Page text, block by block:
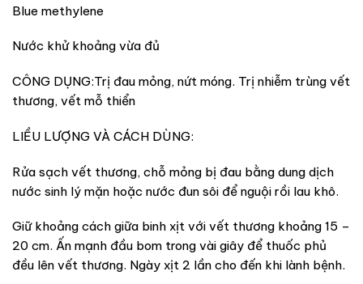
Blue methylene
Nước khử khoảng vừa đủ
CÔNG DỤNG:Trị đau mỏng, nứt móng. Trị nhiễm trùng vết
thương, vết mỗ thiển
LIỀU LƯỢNG VÀ CÁCH DÙNG:
Rửa sạch vết thương, chỗ mỏng bị đau bằng dung dịch
nước sinh lý mặn hoặc nước đun sôi để nguội rồi lau khô.
Giữ khoảng cách giữa binh xịt với vết thương khoảng 15 –
20 cm. Ấn mạnh đầu bom trong vài giây để thuốc phủ
đều lên vết thương. Ngày xịt 2 lần cho đến khi lành bệnh.